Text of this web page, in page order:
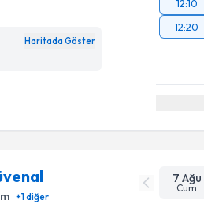
Haritada Göster
12:10
12:20
+1diğer
7 Ağu
Cum